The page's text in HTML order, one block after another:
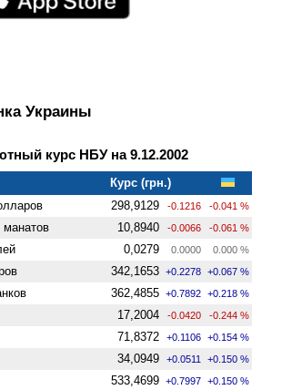
Украины
курс НБУ на 9.12.2002
Курс (грн.)
298,9129 -0.1216 -0.041 %
манатов 10,8940 -0.0066 -0.061 %
0,0279 0.0000 0.000 %
342,1653 +0.2278 +0.067 %
362,4855 +0.7892 +0.218 %
17,2004 -0.0420 -0.244 %
71,8372 +0.1106 +0.154 %
34,0949 +0.0511 +0.150 %
533,4699 +0.7997 +0.150 %